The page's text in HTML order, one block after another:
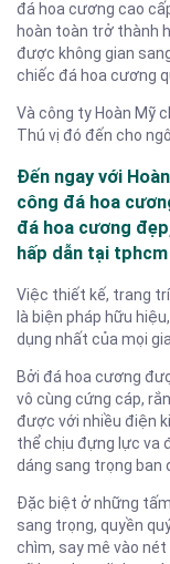
đá hoa cương cao
hoàn toàn trở thành
được không gian
chiếc đá hoa cương
Và công ty Hoàn Mỹ
Thú vị đó đến cho
Đến ngay với
công đá hoa
đá hoa cương
hấp dẫn tại tphcm
Việc thiết kế, trang
là biện pháp hữu
dụng nhất của mọi
Bởi đá hoa cương
vô cùng cứng cáp,
được với nhiều điện
thể chịu đựng lực va
dáng sang trọng ban
Đặc biệt ở những
sang trọng, quyền
chìm, say mê vào